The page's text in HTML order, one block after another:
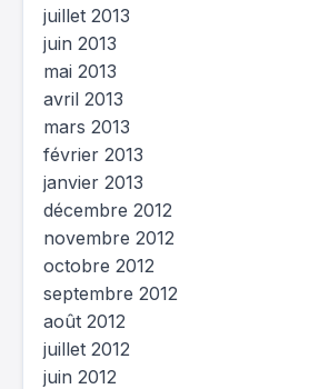
juillet 2013
juin 2013
mai 2013
avril 2013
mars 2013
février 2013
janvier 2013
décembre 2012
novembre 2012
octobre 2012
septembre 2012
août 2012
juillet 2012
juin 2012